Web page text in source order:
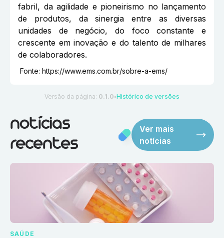
fabril, da agilidade e pioneirismo no lançamento
de produtos, da sinergia entre as diversas
unidades de negócio, do foco constante e
crescente em inovação e do talento de milhares
de colaboradores.
Fonte: https://www.ems.com.br/sobre-a-ems/
Versão da página: 0.1.0 ●Histórico de versões
notícias
recentes
Ver mais
notícias
SAÚDE